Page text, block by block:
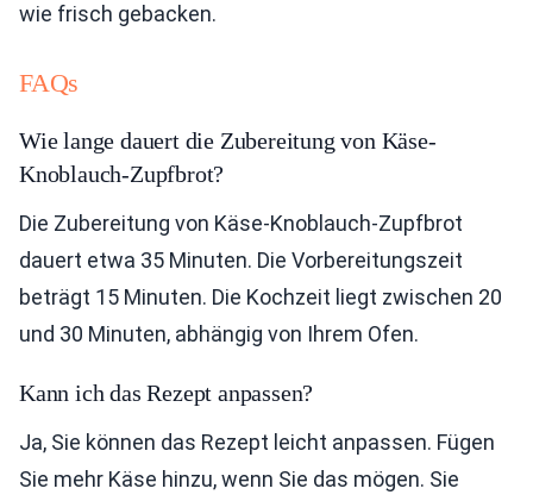
wie frisch gebacken.
FAQs
Wie lange dauert die Zubereitung von Käse-
Knoblauch-Zupfbrot?
Die Zubereitung von Käse-Knoblauch-Zupfbrot
dauert etwa 35 Minuten. Die Vorbereitungszeit
beträgt 15 Minuten. Die Kochzeit liegt zwischen 20
und 30 Minuten, abhängig von Ihrem Ofen.
Kann ich das Rezept anpassen?
Ja, Sie können das Rezept leicht anpassen. Fügen
Sie mehr Käse hinzu, wenn Sie das mögen. Sie